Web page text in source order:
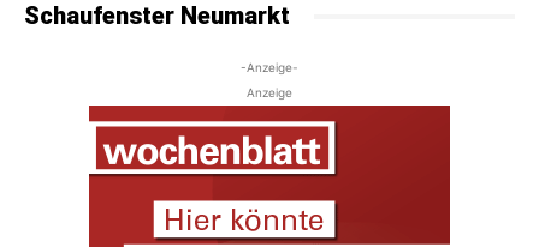
Schaufenster Neumarkt
-Anzeige-
Anzeige